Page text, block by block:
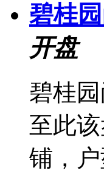
碧桂
开盘
碧桂
至此
铺，